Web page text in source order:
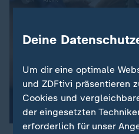
Deine
Um dir eine optimale
und ZDFtivi präsentieren
Cookies und
der eingesetzten
erforderlich für unser